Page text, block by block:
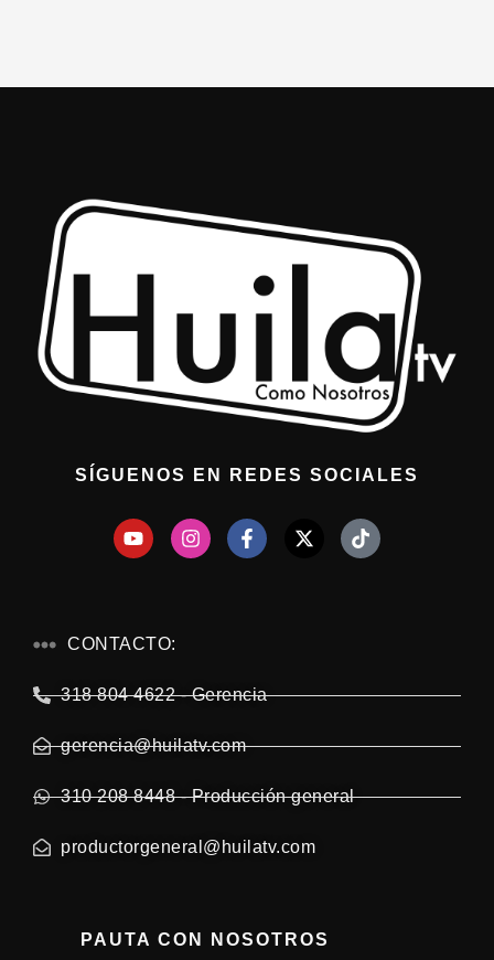
SÍGUENOS EN REDES SOCIALES
CONTACTO:
318 804 4622 - Gerencia
gerencia@huilatv.com
310 208 8448 - Producción general
productorgeneral@huilatv.com
PAUTA CON NOSOTROS